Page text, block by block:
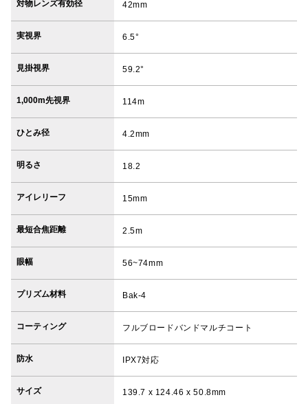
対物レンズ有効径 42mm
実視界 6.5°
見掛視界 59.2°
1,000m先視界 114m
ひとみ径 4.2mm
明るさ 18.2
アイレリーフ 15mm
最短合焦距離 2.5m
眼幅 56~74mm
プリズム材料 Bak-4
コーティング フルブロードバンドマルチコート
防水 IPX7対応
サイズ 139.7 x 124.46 x 50.8mm